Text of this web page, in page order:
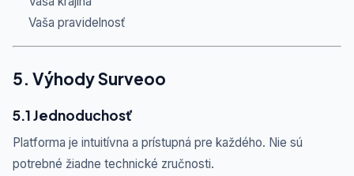
Vaša pravidelnosť
5. Výhody Surveoo
5.1 Jednoduchosť
Platforma je intuitívna a prístupná pre každého. Nie sú
potrebné žiadne technické zručnosti.